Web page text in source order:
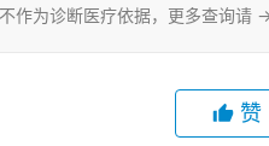
作为诊断医疗依据，更多查询请
赞